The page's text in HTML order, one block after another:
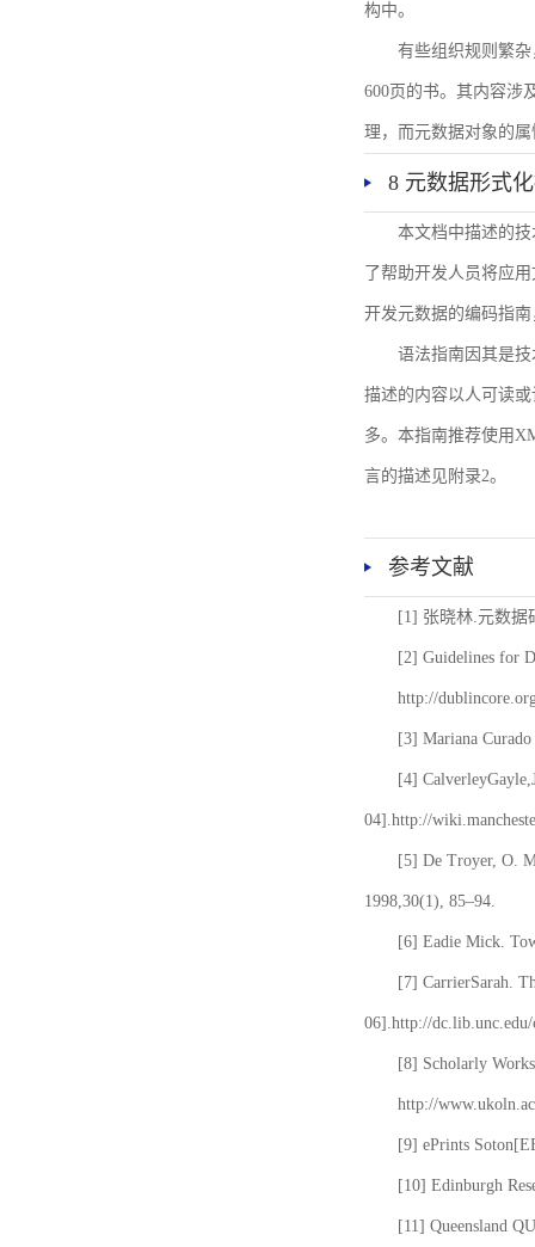
构中。
有些组织规则繁
600页的书。其内容涉
理，而元数据对象的
8 元数据形式
本文档中描述的
了帮助开发人员将应
开发元数据的编码指
语法指南因其是
描述的内容以人可读
多。本指南推荐使用
言的描述见附录2。
参考文献
[1] 张晓林.元数据
[2] Guidelines for
http://
[3] Mariana
[4]
04].http://
[5] De Troyer, O.
1998,30(1), 85–94.
[6] Eadie Mick.
[7] CarrierSarah.
06].http://
[8] Scholarly
http://
[9] ePrints
[10] Edinburgh
[11] Queensland